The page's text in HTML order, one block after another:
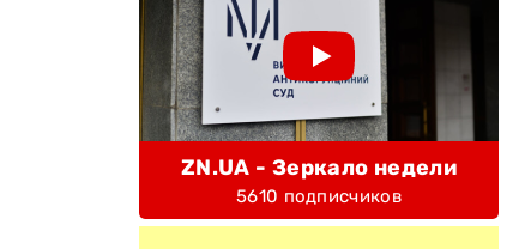
ZN.UA - Зеркало недели
5610 подписчиков